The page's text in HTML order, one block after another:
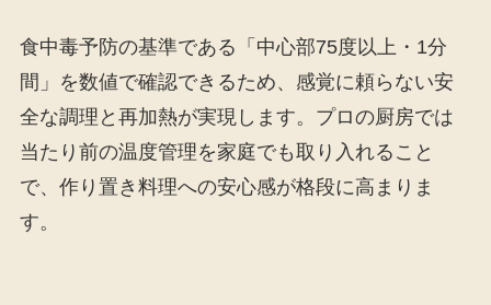
食中毒予防の基準である「中心部75度以上・1分
間」を数値で確認できるため、感覚に頼らない安
全な調理と再加熱が実現します。プロの厨房では
当たり前の温度管理を家庭でも取り入れること
で、作り置き料理への安心感が格段に高まりま
す。